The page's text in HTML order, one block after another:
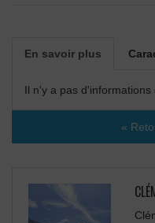
En savoir plus
Il n'y a pas
«